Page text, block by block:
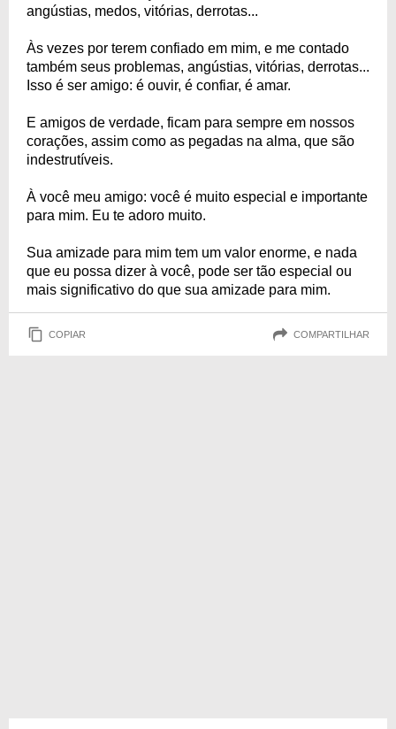
angústias, medos, vitórias, derrotas...
Às vezes por terem confiado em mim, e me contado
também seus problemas, angústias, vitórias, derrotas...
Isso é ser amigo: é ouvir, é confiar, é amar.
E amigos de verdade, ficam para sempre em nossos
corações, assim como as pegadas na alma, que são
indestrutíveis.
À você meu amigo: você é muito especial e importante
para mim. Eu te adoro muito.
Sua amizade para mim tem um valor enorme, e nada
que eu possa dizer à você, pode ser tão especial ou
mais significativo do que sua amizade para mim.
COPIAR COMPARTILHAR